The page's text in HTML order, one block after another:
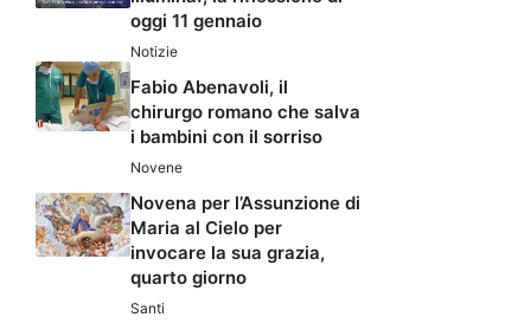
oggi 11 gennaio
Notizie
Fabio Abenavoli, il
chirurgo romano che salva
i bambini con il sorriso
Novene
Novena per l’Assunzione di
Maria al Cielo per
invocare la sua grazia,
quarto giorno
Santi